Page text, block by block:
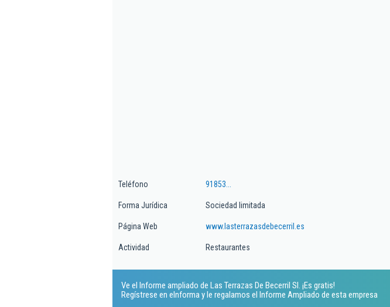
Teléfono 91853...
Forma Jurídica Sociedad limitada
Página Web www.lasterrazasdebecerril.es
Actividad Restaurantes
Ve el Informe ampliado de Las Terrazas De Becerril Sl. ¡Es gratis!
Regístrese en eInforma y le regalamos el Informe Ampliado de esta empresa